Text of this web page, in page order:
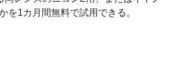
を1カ月間無料で試用できる。